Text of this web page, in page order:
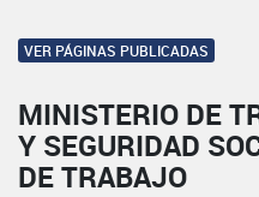
VER PÁGINAS PUBLICADAS
MINISTERIO DE
Y SEGURIDAD
DE TRABAJO